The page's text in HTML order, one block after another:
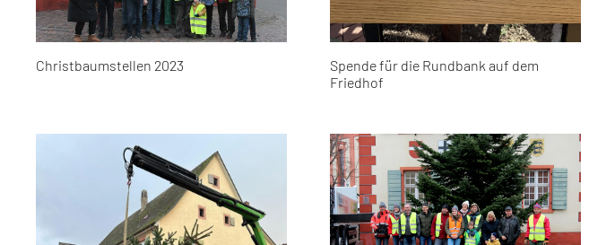
Christbaumstellen 2023
Spende für die Rundbank auf dem
Friedhof